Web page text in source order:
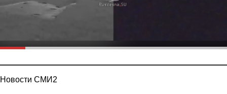
Новости СМИ2